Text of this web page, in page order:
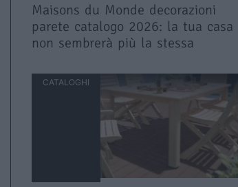
Maisons du Monde decorazioni
parete catalogo 2026: la tua casa
non sembrerà più la stessa
CATALOGHI